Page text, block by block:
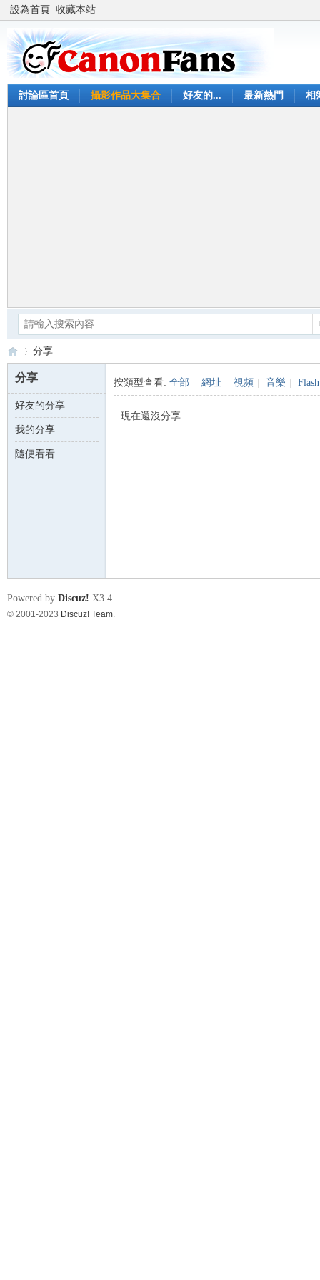
設為首頁 收藏本站
討論區首頁 攝影作品大集合 好友的... 最新熱門 相
Ca›
分享
分享
好友的分享
我的分享
隨便看看
按類型查看: 全部 網址 視頻 音樂 Flash
現在還沒分享
Powered by Discuz! X3.4
© 2001-2023 Discuz! Team.